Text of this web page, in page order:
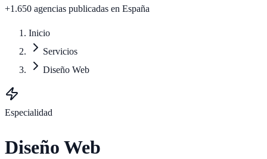
+1.650 agencias publicadas en España
Inicio
Servicios
Diseño Web
Especialidad
Diseño Web